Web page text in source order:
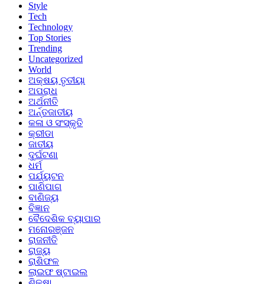
Style
Tech
Technology
Top Stories
Trending
Uncategorized
World
ଅକ୍ଷୟ ତୃତୀୟା
ଅପରାଧ
ଅର୍ଥନୀତି
ଅର୍ନ୍ତଜାତୀୟ
କଳା ଓ ସଂସ୍କୃତି
କ୍ରୀଡା
ଜାତୀୟ
ଦୁର୍ଘଟଣା
ଧର୍ମ
ପର୍ଯ୍ୟଟନ
ପାଣିପାଗ
ବାଣିଜ୍ୟ
ବିଜ୍ଞାନ
ବୈଦେଶିକ ବ୍ୟାପାର
ମନୋରଞ୍ଜନ
ରାଜନୀତି
ରାଜ୍ୟ
ରାଶିଫଳ
ଲାଇଫ ଷ୍ଟାଇଲ